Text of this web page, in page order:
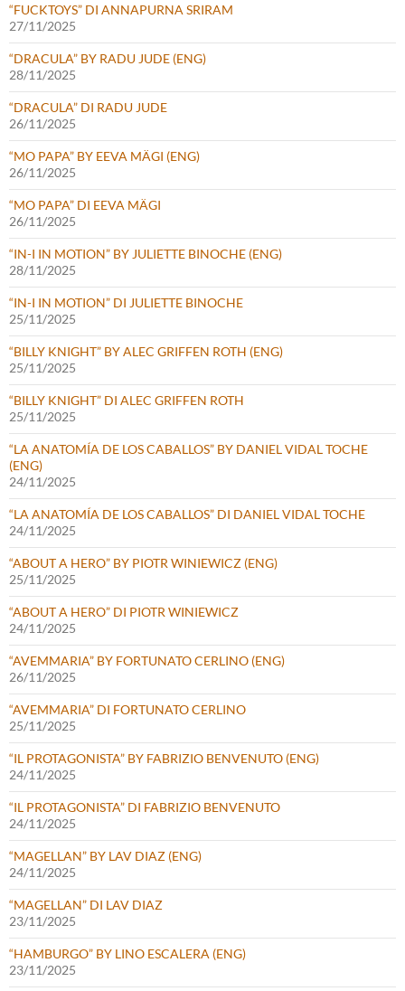
“FUCKTOYS” DI ANNAPURNA SRIRAM
27/11/2025
“DRACULA” BY RADU JUDE (ENG)
28/11/2025
“DRACULA” DI RADU JUDE
26/11/2025
“MO PAPA” BY EEVA MÄGI (ENG)
26/11/2025
“MO PAPA” DI EEVA MÄGI
26/11/2025
“IN-I IN MOTION” BY JULIETTE BINOCHE (ENG)
28/11/2025
“IN-I IN MOTION” DI JULIETTE BINOCHE
25/11/2025
“BILLY KNIGHT” BY ALEC GRIFFEN ROTH (ENG)
25/11/2025
“BILLY KNIGHT” DI ALEC GRIFFEN ROTH
25/11/2025
“LA ANATOMÍA DE LOS CABALLOS” BY DANIEL VIDAL TOCHE
(ENG)
24/11/2025
“LA ANATOMÍA DE LOS CABALLOS” DI DANIEL VIDAL TOCHE
24/11/2025
“ABOUT A HERO” BY PIOTR WINIEWICZ (ENG)
25/11/2025
“ABOUT A HERO” DI PIOTR WINIEWICZ
24/11/2025
“AVEMMARIA” BY FORTUNATO CERLINO (ENG)
26/11/2025
“AVEMMARIA” DI FORTUNATO CERLINO
25/11/2025
“IL PROTAGONISTA” BY FABRIZIO BENVENUTO (ENG)
24/11/2025
“IL PROTAGONISTA” DI FABRIZIO BENVENUTO
24/11/2025
“MAGELLAN” BY LAV DIAZ (ENG)
24/11/2025
“MAGELLAN” DI LAV DIAZ
23/11/2025
“HAMBURGO” BY LINO ESCALERA (ENG)
23/11/2025